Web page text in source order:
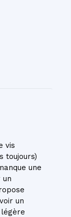
vis
toujours)
une
un
un